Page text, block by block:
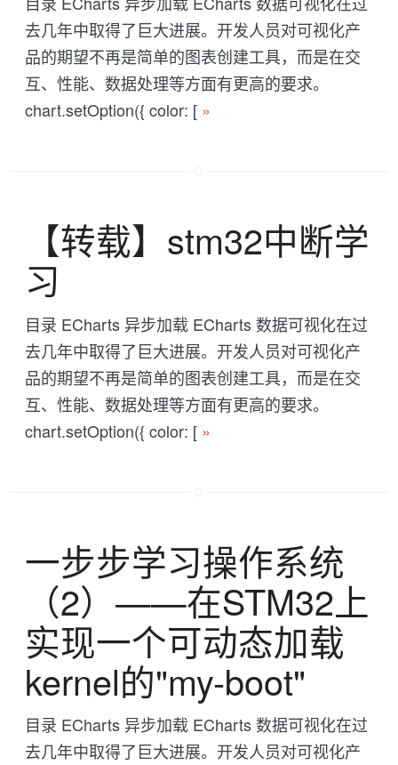
去几年中取得了巨大进展。开发人员对可视化产
品的期望不再是简单的图表创建工具，而是在交
互、性能、数据处理等方面有更高的要求。
chart.setOption({ color: [ »
【转载】stm32中断学
习
目录 ECharts 异步加载 ECharts 数据可视化在过
去几年中取得了巨大进展。开发人员对可视化产
品的期望不再是简单的图表创建工具，而是在交
互、性能、数据处理等方面有更高的要求。
chart.setOption({ color: [ »
一步步学习操作系统
（2）——在STM32上
实现一个可动态加载
kernel的"my-boot"
目录 ECharts 异步加载 ECharts 数据可视化在过
去几年中取得了巨大进展。开发人员对可视化产